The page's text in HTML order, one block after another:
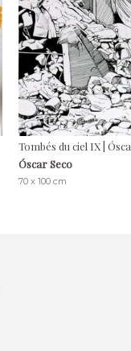
Tombés du ciel IX |
Óscar Seco
70 x 100 cm